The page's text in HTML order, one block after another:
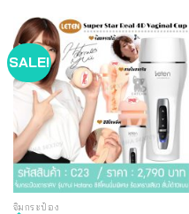
SALE!
จิ๋มกระป๋อง